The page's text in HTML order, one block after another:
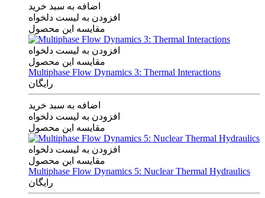
اضافه به سبد خرید
افزودن به لیست دلخواه
مقایسه این محصول
افزودن به لیست دلخواه
مقایسه این محصول
Multiphase Flow Dynamics 3: Thermal Interactions
رایگان
اضافه به سبد خرید
افزودن به لیست دلخواه
مقایسه این محصول
افزودن به لیست دلخواه
مقایسه این محصول
Multiphase Flow Dynamics 5: Nuclear Thermal Hydraulics
رایگان